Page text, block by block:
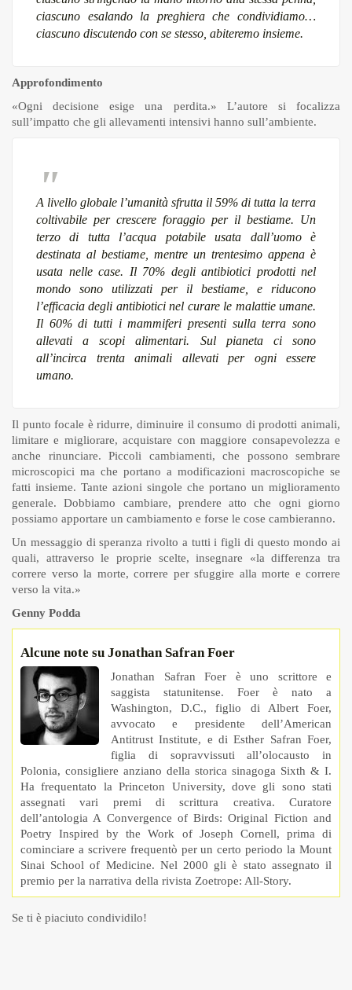
ciascuno esalando la preghiera che condividiamo…
ciascuno discutendo con se stesso, abiteremo insieme.
Approfondimento
«Ogni decisione esige una perdita.» L’autore si focalizza
sull’impatto che gli allevamenti intensivi hanno sull’ambiente.
A livello globale l’umanità sfrutta il 59% di tutta la terra
coltivabile per crescere foraggio per il bestiame. Un
terzo di tutta l’acqua potabile usata dall’uomo è
destinata al bestiame, mentre un trentesimo appena è
usata nelle case. Il 70% degli antibiotici prodotti nel
mondo sono utilizzati per il bestiame, e riducono
l’efficacia degli antibiotici nel curare le malattie umane.
Il 60% di tutti i mammiferi presenti sulla terra sono
allevati a scopi alimentari. Sul pianeta ci sono
all’incirca trenta animali allevati per ogni essere
umano.
Il punto focale è ridurre, diminuire il consumo di prodotti animali,
limitare e migliorare, acquistare con maggiore consapevolezza e
anche rinunciare. Piccoli cambiamenti, che possono sembrare
microscopici ma che portano a modificazioni macroscopiche se
fatti insieme. Tante azioni singole che portano un miglioramento
generale. Dobbiamo cambiare, prendere atto che ogni giorno
possiamo apportare un cambiamento e forse le cose cambieranno.
Un messaggio di speranza rivolto a tutti i figli di questo mondo ai
quali, attraverso le proprie scelte, insegnare «la differenza tra
correre verso la morte, correre per sfuggire alla morte e correre
verso la vita.»
Genny Podda
Alcune note su Jonathan Safran Foer
Jonathan Safran Foer è uno scrittore e
saggista statunitense. Foer è nato a
Washington, D.C., figlio di Albert Foer,
avvocato e presidente dell’American
Antitrust Institute, e di Esther Safran Foer,
figlia di sopravvissuti all’olocausto in
Polonia, consigliere anziano della storica sinagoga Sixth & I.
Ha frequentato la Princeton University, dove gli sono stati
assegnati vari premi di scrittura creativa. Curatore
dell’antologia A Convergence of Birds: Original Fiction and
Poetry Inspired by the Work of Joseph Cornell, prima di
cominciare a scrivere frequentò per un certo periodo la Mount
Sinai School of Medicine. Nel 2000 gli è stato assegnato il
premio per la narrativa della rivista Zoetrope: All-Story.
Se ti è piaciuto condividilo!